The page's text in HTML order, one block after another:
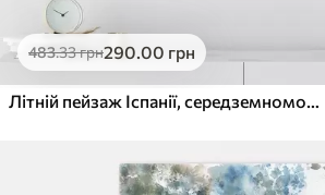
483.33грн290.00 грн
Літній пейзаж Іспанії, середземноморська архітектура, акварельний стиль